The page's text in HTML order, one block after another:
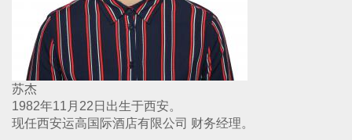
苏杰
1982年11月22日出生于西安。
现任西安运高国际酒店有限公司 财务经理。